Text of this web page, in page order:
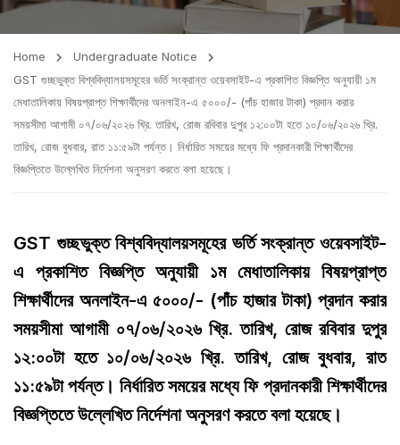
Home
Undergraduate Notice
GST গুচ্ছভুক্ত বিশ্ববিদ্যালয়সমূহের ভর্তি সংক্রান্ত ওয়েবসাইট-এ প্রকাশিত বিজ্ঞপ্তি অনুযায়ী ১ম
মেধাতালিকায় বিষয়প্রাপ্ত শিক্ষার্থীদের অনলাইন-এ ৫০০০/- (পাঁচ হাজার টাকা) প্রদান করার
সময়সীমা আগামী ০৭/০৬/২০২৬ খ্রি. তারিখ, রোজ রবিবার দুপুর ১২:০০টা হতে ১০/০৬/২০২৬ খ্রি.
তারিখ, রোজ বুধবার, রাত ১১:৫৯টা পর্যন্ত। নির্ধারিত সময়ের মধ্যে ফি প্রদানকারী শিক্ষার্থীদের
বিজ্ঞপ্তিতে উল্লেখিত নির্দেশনা অনুসরণ করতে বলা হয়েছে।
GST গুচ্ছভুক্ত বিশ্ববিদ্যালয়সমূহের ভর্তি সংক্রান্ত ওয়েবসাইট-
এ প্রকাশিত বিজ্ঞপ্তি অনুযায়ী ১ম মেধাতালিকায় বিষয়প্রাপ্ত
শিক্ষার্থীদের অনলাইন-এ ৫০০০/- (পাঁচ হাজার টাকা) প্রদান করার
সময়সীমা আগামী ০৭/০৬/২০২৬ খ্রি. তারিখ, রোজ রবিবার দুপুর
১২:০০টা হতে ১০/০৬/২০২৬ খ্রি. তারিখ, রোজ বুধবার, রাত
১১:৫৯টা পর্যন্ত। নির্ধারিত সময়ের মধ্যে ফি প্রদানকারী শিক্ষার্থীদের
বিজ্ঞপ্তিতে উল্লেখিত নির্দেশনা অনুসরণ করতে বলা হয়েছে।